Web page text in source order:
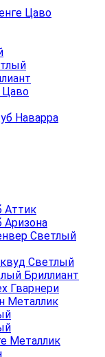
Цаво
Наварра
Аттик
Аризона
Светлый
Светлый
Бриллиант
Гварнери
Металлик
Металлик